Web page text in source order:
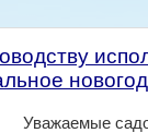
Уважаемые